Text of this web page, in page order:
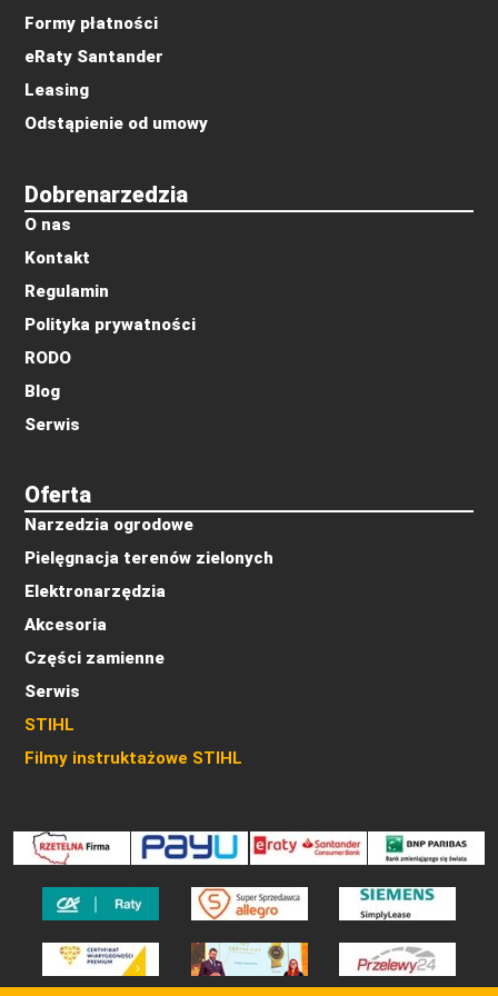
Oferta
Narzedzia ogrodowe
Pielęgnacja terenów zielonych
Elektronarzędzia
Akcesoria
Części zamienne
Serwis
STIHL
Filmy instruktażowe STIHL
Dobrenarzedzia
O nas
Kontakt
Regulamin
Polityka prywatności
RODO
Blog
Serwis
Formy płatności
eRaty Santander
Leasing
Odstąpienie od umowy